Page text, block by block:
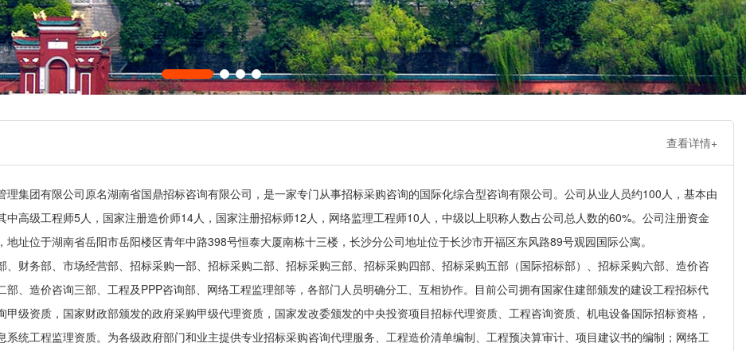
查看详情+
理集团有限公司原名湖南省国鼎招标咨询有限公司，是一家专门从事招标采购咨询的国际化综合型咨询有限公司。公司从业人员约100人，基本由
中高级工程师5人，国家注册造价师14人，国家注册招标师12人，网络监理工程师10人，中级以上职称人数占公司总人数的60%。公司注册资金
地址位于湖南省岳阳市岳阳楼区青年中路398号恒泰大厦南栋十三楼，长沙分公司地址位于长沙市开福区东风路89号观园国际公寓。
、财务部、市场经营部、招标采购一部、招标采购二部、招标采购三部、招标采购四部、招标采购五部（国际招标部）、招标采购六部、造价咨
部、造价咨询三部、工程及PPP咨询部、网络工程监理部等，各部门人员明确分工、互相协作。目前公司拥有国家住建部颁发的建设工程招标代
甲级资质，国家财政部颁发的政府采购甲级代理资质，国家发改委颁发的中央投资项目招标代理资质、工程咨询资质、机电设备国际招标资格，
系统工程监理资质。为各级政府部门和业主提供专业招标采购咨询代理服务、工程造价清单编制、工程预决算审计、项目建议书的编制；网络工